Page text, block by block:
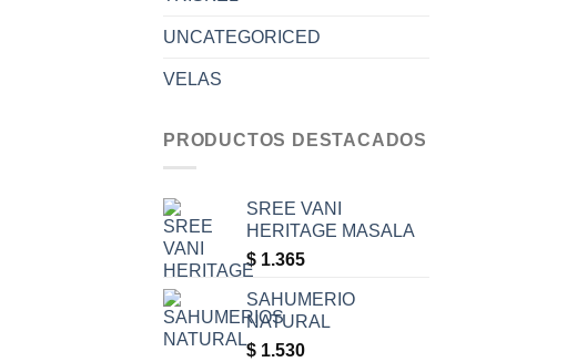
UNCATEGORICED
VELAS
PRODUCTOS DESTACADOS
SREE VANI
HERITAGE MASALA
$ 1.365
SAHUMERIO
NATURAL
$ 1.530